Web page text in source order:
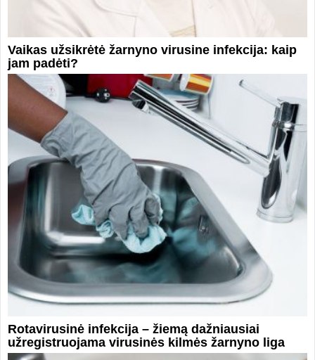
Vaikas užsikrėtė žarnyno virusine infekcija: kaip
jam padėti?
Rotavirusinė infekcija – žiemą dažniausiai
užregistruojama virusinės kilmės žarnyno liga